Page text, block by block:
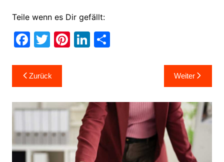
Teile wenn es Dir gefällt:
F
c
e
b
o
k
T
itt
er
Pi
st
Li
dI
n
T
Beitragsnavigation
Zurück Weiter